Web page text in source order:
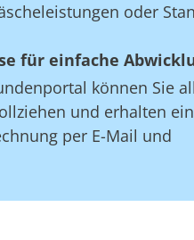
oder
für einfache
können Sie
und erhalten
per E-Mail und